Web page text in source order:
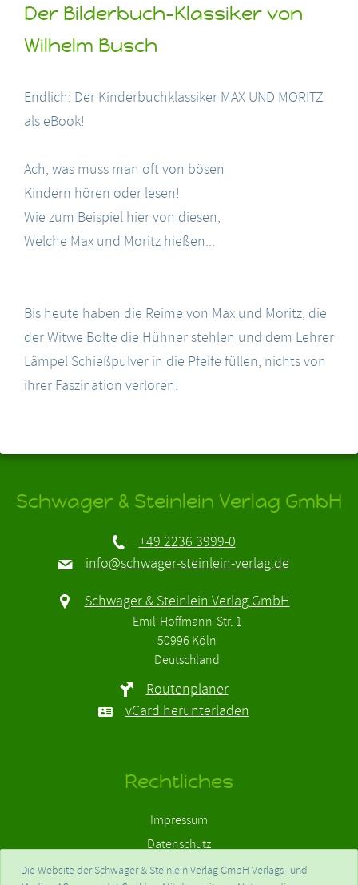
Der Bilderbuch-Klassiker von
Wilhelm Busch
Endlich: Der Kinderbuchklassiker MAX UND MORITZ
als eBook!
Ach, was muss man oft von bösen
Kindern hören oder lesen!
Wie zum Beispiel hier von diesen,
Welche Max und Moritz hießen...
Bis heute haben die Reime von Max und Moritz, die
der Witwe Bolte die Hühner stehlen und dem Lehrer
Lämpel Schießpulver in die Pfeife füllen, nichts von
ihrer Faszination verloren.
Die Website der Schwager & Steinlein Verlag GmbH Verlags- und
Schwager & Steinlein Verlag GmbH
+49 2236 3999-0
info@schwager-steinlein-verlag.de
Schwager & Steinlein Verlag GmbH
Emil-Hoffmann-Str. 1
50996 Köln
Deutschland
Routenplaner
vCard herunterladen
Rechtliches
Impressum
Datenschutz
Haftungsausschluss